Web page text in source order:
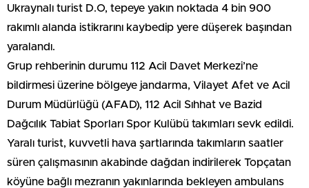
Ukraynalı turist D.O, tepeye yakın noktada 4 bin 900
rakımlı alanda istikrarını kaybedip yere düşerek başından
yaralandı.
Grup rehberinin durumu 112 Acil Davet Merkezi’ne
bildirmesi üzerine bölgeye jandarma, Vilayet Afet ve Acil
Durum Müdürlüğü (AFAD), 112 Acil Sıhhat ve Bazid
Dağcılık Tabiat Sporları Spor Kulübü takımları sevk edildi.
Yaralı turist, kuvvetli hava şartlarında takımların saatler
süren çalışmasının akabinde dağdan indirilerek Topçatan
köyüne bağlı mezranın yakınlarında bekleyen ambulans